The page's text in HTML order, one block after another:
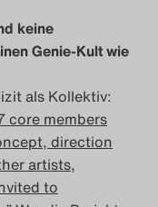
Blog
Blog
Blog
keine
Genie-Kult wie
als Kollektiv:
core members
direction
artists,
to